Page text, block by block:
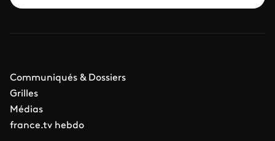
Communiqués & Dossiers
Grilles
Médias
france.tv hebdo